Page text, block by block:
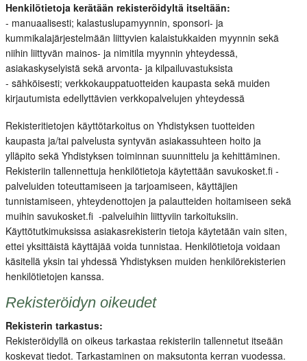
Henkilötietoja kerätään rekisteröidyltä itseltään:
- manuaalisesti; kalastuslupamyynnin, sponsori- ja
kummikalajärjestelmään liittyvien kalaistukkaiden myynnin sekä
niihin liittyvän mainos- ja nimitila myynnin yhteydessä,
asiakaskyselyistä sekä arvonta- ja kilpailuvastuksista
- sähköisesti; verkkokauppatuotteiden kaupasta sekä muiden
kirjautumista edellyttävien verkkopalvelujen yhteydessä
Rekisteritietojen käyttötarkoitus on Yhdistyksen tuotteiden
kaupasta ja/tai palvelusta syntyvän asiakassuhteen hoito ja
ylläpito sekä Yhdistyksen toiminnan suunnittelu ja kehittäminen.
Rekisteriin tallennettuja henkilötietoja käytettään savukosket.fi -
palveluiden toteuttamiseen ja tarjoamiseen, käyttäjien
tunnistamiseen, yhteydenottojen ja palautteiden hoitamiseen sekä
muihin savukosket.fi -palveluihin liittyviin tarkoituksiin.
Käyttötutkimuksissa asiakasrekisterin tietoja käytetään vain siten,
ettei yksittäistä käyttäjää voida tunnistaa. Henkilötietoja voidaan
käsitellä yksin tai yhdessä Yhdistyksen muiden henkilörekisterien
henkilötietojen kanssa.
Rekisteröidyn oikeudet
Rekisterin tarkastus:
Rekisteröidyllä on oikeus tarkastaa rekisteriin tallennetut itseään
koskevat tiedot. Tarkastaminen on maksutonta kerran vuodessa.